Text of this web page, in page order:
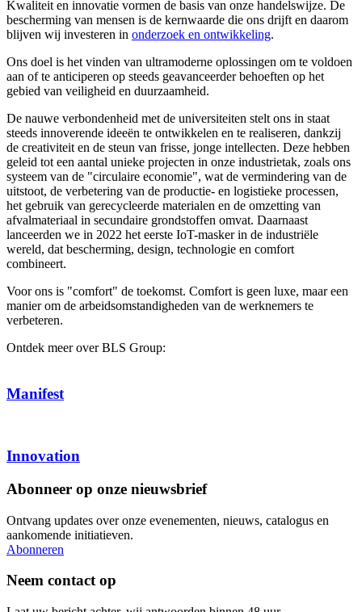
Kwaliteit en innovatie vormen de basis van onze handelswijze. De
bescherming van mensen is de kernwaarde die ons drijft en daarom
blijven wij investeren in onderzoek en ontwikkeling.
Ons doel is het vinden van ultramoderne oplossingen om te voldoen
aan of te anticiperen op steeds geavanceerder behoeften op het
gebied van veiligheid en duurzaamheid.
De nauwe verbondenheid met de universiteiten stelt ons in staat
steeds innoverende ideeën te ontwikkelen en te realiseren, dankzij
de creativiteit en de steun van frisse, jonge intellecten. Deze hebben
geleid tot een aantal unieke projecten in onze industrietak, zoals ons
systeem van de "circulaire economie", wat de vermindering van de
uitstoot, de verbetering van de productie- en logistieke processen,
het gebruik van gerecycleerde materialen en de omzetting van
afvalmateriaal in secundaire grondstoffen omvat. Daarnaast
lanceerden we in 2022 het eerste IoT-masker in de industriële
wereld, dat bescherming, design, technologie en comfort
combineert.
Voor ons is "comfort" de toekomst. Comfort is geen luxe, maar een
manier om de arbeidsomstandigheden van de werknemers te
verbeteren.
Ontdek meer over BLS Group:
Manifest
Innovation
Abonneer op onze nieuwsbrief
Ontvang updates over onze evenementen, nieuws, catalogus en
aankomende initiatieven.
Abonneren
Neem contact op